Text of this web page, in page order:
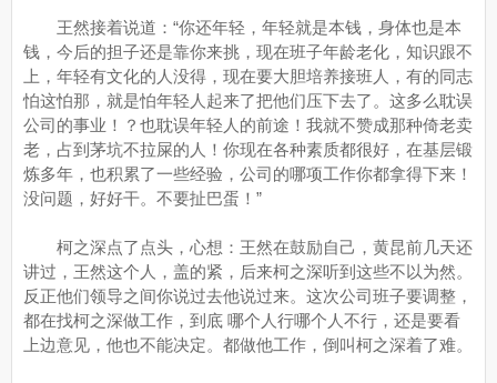
王然接着说道：“你还年轻，年轻就是本钱，身体也是本
钱，今后的担子还是靠你来挑，现在班子年龄老化，知识跟不
上，年轻有文化的人没得，现在要大胆培养接班人，有的同志
怕这怕那，就是怕年轻人起来了把他们压下去了。这多么耽误
公司的事业！？也耽误年轻人的前途！我就不赞成那种倚老卖
老，占到茅坑不拉屎的人！你现在各种素质都很好，在基层锻
炼多年，也积累了一些经验，公司的哪项工作你都拿得下来！
没问题，好好干。不要扯巴蛋！”
柯之深点了点头，心想：王然在鼓励自己，黄昆前几天还
讲过，王然这个人，盖的紧，后来柯之深听到这些不以为然。
反正他们领导之间你说过去他说过来。这次公司班子要调整，
都在找柯之深做工作，到底 哪个人行哪个人不行，还是要看
上边意见，他也不能决定。都做他工作，倒叫柯之深着了难。